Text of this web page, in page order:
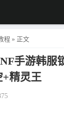
程 » 正文
手游韩服
+精灵王